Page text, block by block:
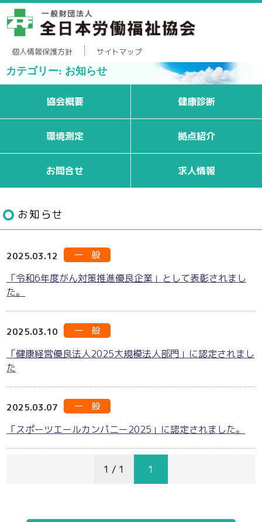
個人情報保護方針 サイトマップ
カテゴリー: お知らせ
協会概要 健康診断
環境測定 拠点紹介
お問合せ 求人情報
お知らせ
2025.03.12 一 般
「令和6年度がん対策推進優良企業」として表彰されまし
た。
2025.03.10 一 般
「健康経営優良法人2025大規模法人部門」に認定されまし
た
2025.03.07 一 般
「スポーツエールカンパニー2025」に認定されました。
1 / 1 1